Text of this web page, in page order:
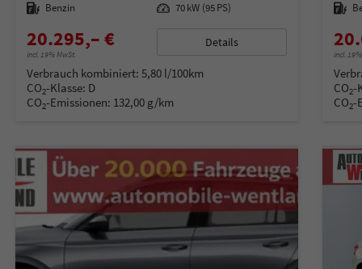
Kraftstoff Benzin Leistung 70 kW (95 PS)
20.295,– €
incl. 19% MwSt.
Details
Verbrauch kombiniert: 5,80 l/100km
CO2-Klasse: D
CO2-Emissionen: 132,00 g/km
Kraftstoff
incl.
CO2-
CO2-